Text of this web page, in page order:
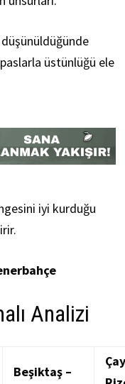
üstünlüğü ele
iyi kurduğu
Analizi
Beşiktaş –